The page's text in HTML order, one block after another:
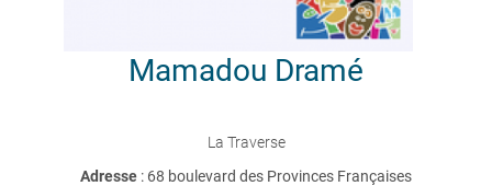
Mamadou Dramé
La Traverse
Adresse : 68 boulevard des Provinces Françaises